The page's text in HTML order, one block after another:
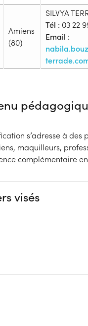
Amiens
(80)
SILVYA
Tél : 03 22
Email :
:
professionnelle,
d'emploi, Tout
d'informations
s’adresse à des
maquilleurs,
complémentaire
visés